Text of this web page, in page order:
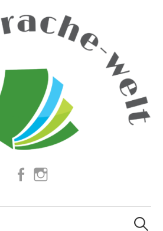
Facebook
Suchen
nach: